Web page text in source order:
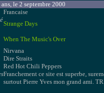
ans, le 2 septembre 2000
Francaise
Strange Days
When The Music's Over
Nirvana
Dire Straits
Red Hot Chili Peppers
Franchement ce site est superbe,
surtout Pierre Yves mon grand ami.